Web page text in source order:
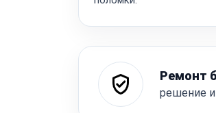
Ремонт
решение и